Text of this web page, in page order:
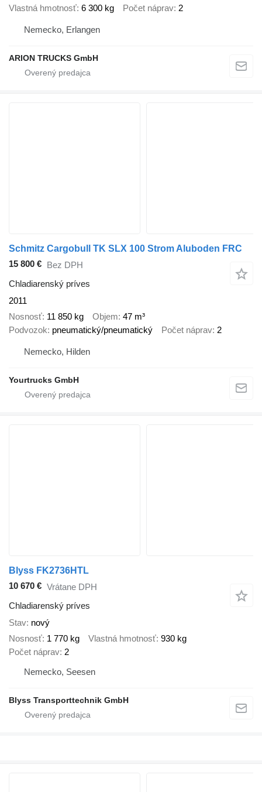
Vlastná hmotnosť 6 300 kg Počet náprav 2
Nemecko, Erlangen
ARION TRUCKS GmbH
Schmitz Cargobull TK SLX 100 Strom Aluboden FRC
15 800 € Bez DPH
Chladiarenský príves
2011
Nosnosť 11 850 kg Objem 47 m³
Podvozok pneumatický/pneumatický Počet náprav 2
Nemecko, Hilden
Yourtrucks GmbH
Blyss FK2736HTL
10 670 € Vrátane DPH
Chladiarenský príves
Stav nový
Nosnosť 1 770 kg Vlastná hmotnosť 930 kg
Počet náprav 2
Nemecko, Seesen
Blyss Transporttechnik GmbH